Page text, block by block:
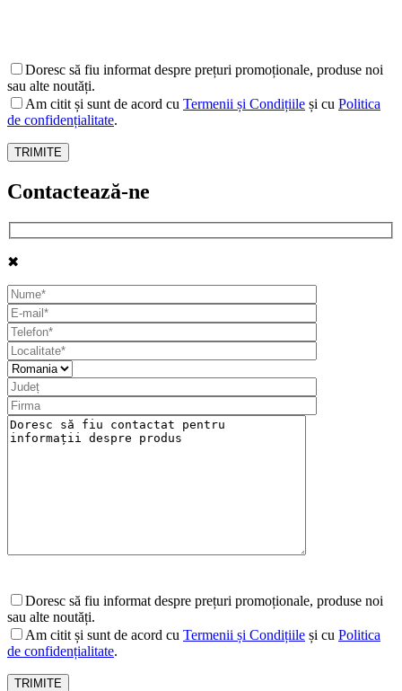
Doresc să fiu informat despre prețuri promoționale, produse noi
sau alte noutăți.
Am citit și sunt de acord cu Termenii și Condițiile și cu Politica
de confidențialitate.
Contactează-ne
✖
Doresc să fiu informat despre prețuri promoționale, produse noi
sau alte noutăți.
Am citit și sunt de acord cu Termenii și Condițiile și cu Politica
de confidențialitate.